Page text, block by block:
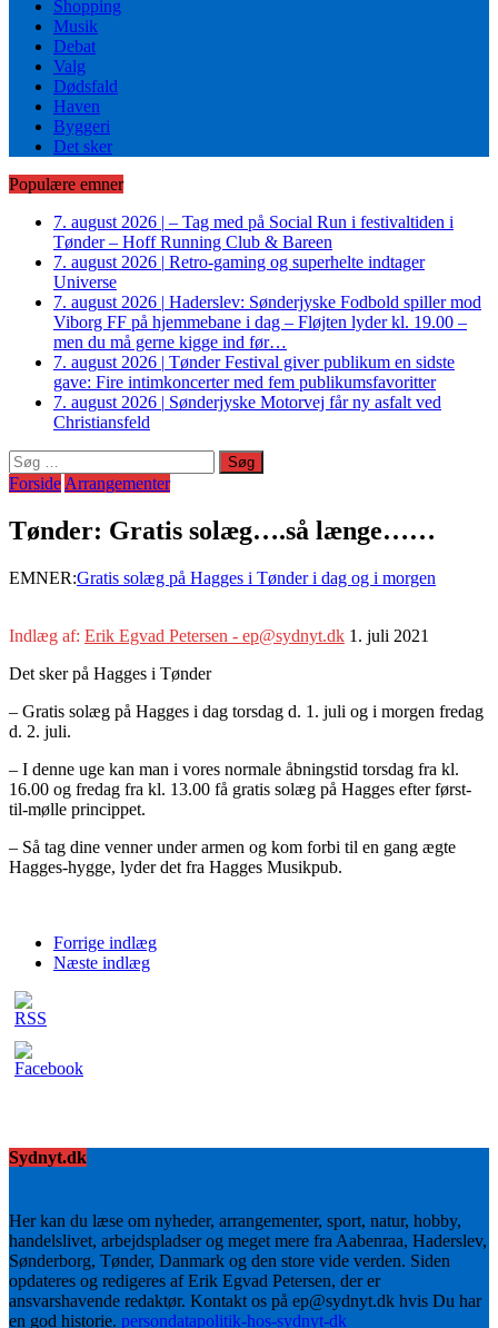
Shopping
Musik
Debat
Valg
Dødsfald
Haven
Byggeri
Det sker
Populære emner
7. august 2026 | – Tag med på Social Run i festivaltiden i
Tønder – Hoff Running Club & Bareen
7. august 2026 | Retro-gaming og superhelte indtager
Universe
7. august 2026 | Haderslev: Sønderjyske Fodbold spiller mod
Viborg FF på hjemmebane i dag – Fløjten lyder kl. 19.00 –
men du må gerne kigge ind før…
7. august 2026 | Tønder Festival giver publikum en sidste
gave: Fire intimkoncerter med fem publikumsfavoritter
7. august 2026 | Sønderjyske Motorvej får ny asfalt ved
Christiansfeld
Søg
efter:
Forside Arrangementer
Tønder: Gratis solæg….så længe……
EMNER:Gratis solæg på Hagges i Tønder i dag og i morgen
Indlæg af: Erik Egvad Petersen - ep@sydnyt.dk 1. juli 2021
Det sker på Hagges i Tønder
– Gratis solæg på Hagges i dag torsdag d. 1. juli og i morgen fredag
d. 2. juli.
– I denne uge kan man i vores normale åbningstid torsdag fra kl.
16.00 og fredag fra kl. 13.00 få gratis solæg på Hagges efter først-
til-mølle princippet.
– Så tag dine venner under armen og kom forbi til en gang ægte
Hagges-hygge, lyder det fra Hagges Musikpub.
Forrige indlæg
Næste indlæg
Sydnyt.dk
Her kan du læse om nyheder, arrangementer, sport, natur, hobby,
handelslivet, arbejdspladser og meget mere fra Aabenraa, Haderslev,
Sønderborg, Tønder, Danmark og den store vide verden. Siden
opdateres og redigeres af Erik Egvad Petersen, der er
ansvarshavende redaktør. Kontakt os på ep@sydnyt.dk hvis Du har
en god historie. persondatapolitik-hos-sydnyt-dk